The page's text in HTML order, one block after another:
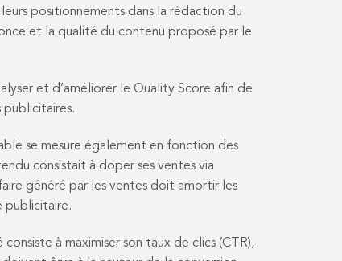
positionnements dans la rédaction du
et la qualité du contenu proposé par le
et d’améliorer le Quality Score afin de
publicitaires.
se mesure également en fonction des
consistait à doper ses ventes via
généré par les ventes doit amortir les
publicitaire.
à maximiser son taux de clics (CTR),